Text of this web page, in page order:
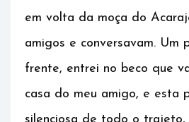
em volta da moça do
amigos e conversavam. Um
frente, entrei no beco que
casa do meu amigo, e esta